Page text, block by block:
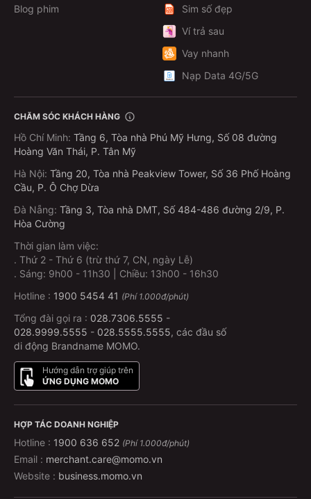
Blog phim
Sim số đẹp
Ví trả sau
Vay nhanh
Nạp Data 4G/5G
CHĂM SÓC KHÁCH HÀNG
Hồ Chí Minh: Tầng 6, Tòa nhà Phú Mỹ Hưng, Số 08 đường
Hoàng Văn Thái, P. Tân Mỹ
Hà Nội: Tầng 20, Tòa nhà Peakview Tower, Số 36 Phố Hoàng
Cầu, P. Ô Chợ Dừa
Đà Nẵng: Tầng 3, Tòa nhà DMT, Số 484-486 đường 2/9, P.
Hòa Cường
Thời gian làm việc:
. Thứ 2 - Thứ 6 (trừ thứ 7, CN, ngày Lễ)
. Sáng: 9h00 - 11h30 | Chiều: 13h00 - 16h30
Hotline : 1900 5454 41 (Phí 1.000đ/phút)
Tổng đài gọi ra : 028.7306.5555 -
028.9999.5555 - 028.5555.5555, các đầu số
di động Brandname MOMO.
Hướng dẫn trợ giúp trên
ỨNG DỤNG MOMO
HỢP TÁC DOANH NGHIỆP
Hotline : 1900 636 652 (Phí 1.000đ/phút)
Email : merchant.care@momo.vn
Website : business.momo.vn